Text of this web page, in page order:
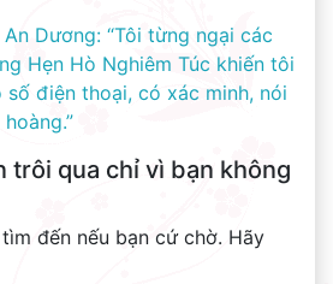
Dương: “Tôi từng ngại các
Hẹn Hò Nghiêm Túc khiến tôi
số điện thoại, có xác minh, nói
trôi qua chỉ vì bạn không
đến nếu bạn cứ chờ. Hãy